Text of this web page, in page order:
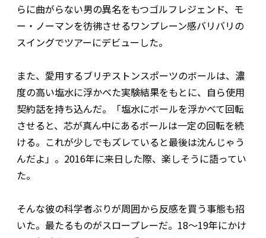
らに曲がらない男の異名をもつゴルフレジェンド、モ
ー・ノーマンを彷彿させるワンプレーン感バリバリの
スイングでツアーにデビューした。
また、愛用するブリヂストンスポーツのボールは、濃
度の高い塩水に浮かべた実験結果をもとに、自ら使用
契約話を持ち込んだ。「塩水にボールを浮かべて回転
させると、芯が真ん中にあるボールは一定の回転を続
ける。これが少しでもズレていると最後は沈んじゃう
んだよ」。2016年に来日した際、楽しそうに語ってい
た。
そんな彼の科学者ぶりが周囲から反感を買う事態も招
いた。最たるものがスロープレーだ。18〜19年にかけ